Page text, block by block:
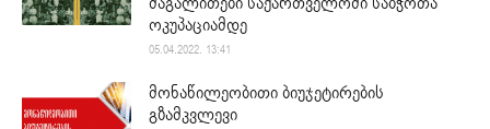
ოკუპაციამდე
05.04.2022. 13:41
მონაწილეობითი ბიუჯეტირების
გზამკვლევი